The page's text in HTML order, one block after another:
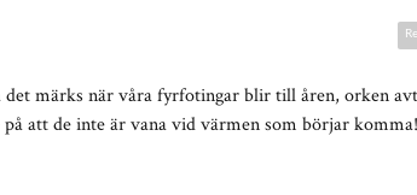
märks när våra fyrfotingar blir till åren, orken
att de inte är vana vid värmen som börjar komma!